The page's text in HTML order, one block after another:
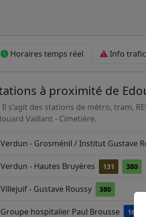
Horaires temps réel Info trafic
à proximité de
Il s'agit des stations de métro, tram,
Vaillant - Cimetière.
Verdun - Grosménil / Institut Gustave
Verdun - Hautes Bruyères 131 380
Villejuif - Gustave Roussy 380
Groupe hospitalier Paul Brousse 162